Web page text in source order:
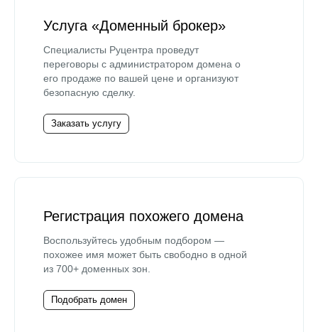
Услуга «Доменный брокер»
Специалисты Руцентра проведут
переговоры с администратором домена о
его продаже по вашей цене и организуют
безопасную сделку.
Заказать услугу
Регистрация похожего домена
Воспользуйтесь удобным подбором —
похожее имя может быть свободно в одной
из 700+ доменных зон.
Подобрать домен